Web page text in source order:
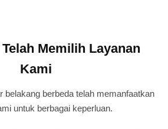
Memilih Layanan
Kami
belakang berbeda telah memanfaatkan
untuk berbagai keperluan.